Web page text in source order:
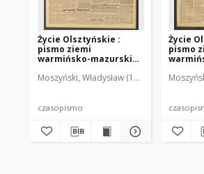
Życie Olsztyńskie :
pismo ziemi
warmińsko-mazurskiej,
Moszyński, Władysław (1922-2001). Red.
czasopismo
Życie
pismo